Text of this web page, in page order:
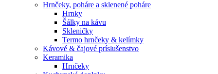
Hrnčeky, poháre a sklenené poháre
Hrnky
Šálky na kávu
Skleničky
Termo hrnčeky & kelímky
Kávové & čajové príslušenstvo
Keramika
Hrnčeky